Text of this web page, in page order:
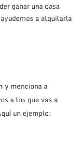
ganar una casa
a alquilarla
y menciona a
a los que vas a
un ejemplo: